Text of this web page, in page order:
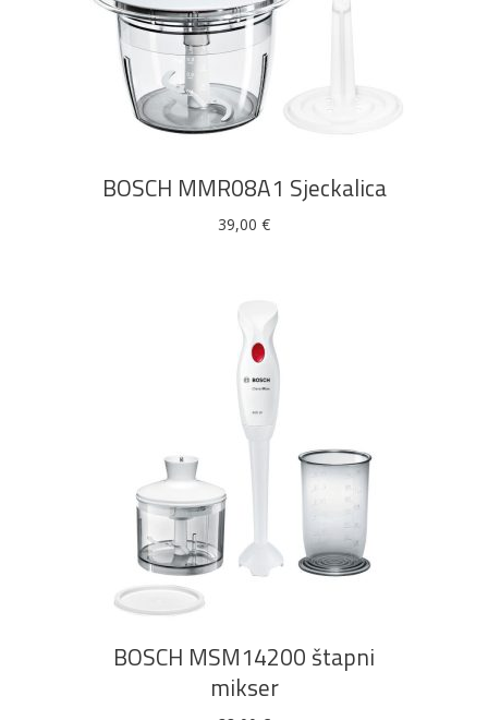
DODAJ U KOŠARICU
BOSCH MMR08A1 Sjeckalica
39,00 €
DODAJ U KOŠARICU
BOSCH MSM14200 štapni
mikser